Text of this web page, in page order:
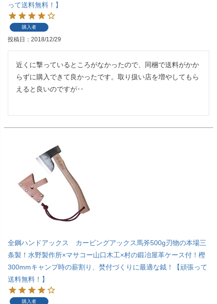
って送料無料！】
購入者
投稿日 2018/12/29
近くに撃っているところがなかったので、同梱で送料がかか
らずに購入できて良かったです。取り扱い店を増やしてもら
えると良いのですが‥
全鋼ハンドアックス カービングアックス馬斧500g刃物の本場三
条製！水野製作所×マサコー山口木工×村の鍛冶屋革ケース付！樫
300mmキャンプ時の薪割り、焚付づくりに最適な鉞！【頑張って
送料無料！】
購入者